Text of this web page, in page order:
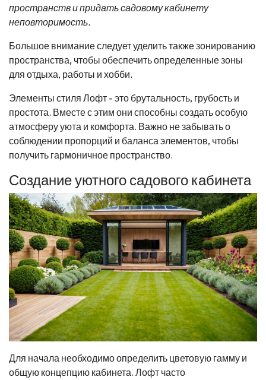
пространств и придать садовому кабинету
неповторимость.
Большое внимание следует уделить также зонированию
пространства, чтобы обеспечить определенные зоны
для отдыха, работы и хобби.
Элементы стиля Лофт - это брутальность, грубость и
простота. Вместе с этим они способны создать особую
атмосферу уюта и комфорта. Важно не забывать о
соблюдении пропорций и баланса элементов, чтобы
получить гармоничное пространство.
Создание уютного садового кабинета
Для начала необходимо определить цветовую гамму и
общую концепцию кабинета. Лофт часто